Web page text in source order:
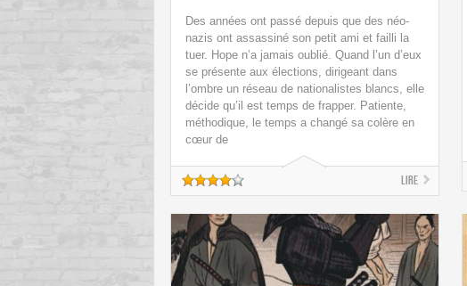
Des années ont passé depuis que des néo-
nazis ont assassiné son petit ami et failli la
tuer. Hope n’a jamais oublié. Quand l’un d’eux
se présente aux élections, dirigeant dans
l’ombre un réseau de nationalistes blancs, elle
décide qu’il est temps de frapper. Patiente,
méthodique, le temps a changé sa colère en
cœur de
Lire